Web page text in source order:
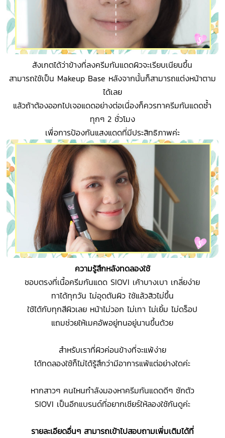
สังเกตได้ว่าข้างที่ลงครีมกันแดดผิวจะเรียบเนียนขึ้น
สามารถใช้เป็น Makeup Base หลังจากนั้นก็สามารถแต่งหน้าตาม
ได้เลย
แล้วถ้าต้องออกไปเจอแดดอย่างต่อเนื่องก็ควรทาครีมกันแดดซ้ำ
ทุกๆ 2 ชั่วโมง
เพื่อการป้องกันแสงแดดที่มีประสิทธิภาพค่ะ
ความรู้สึกหลังทดลองใช้
ชอบตรงที่เนื้อครีมกันแดด SIOVI เค้าบางเบา เกลี่ยง่าย
ทาได้ทุกวัน ไม่อุดตันผิว ใช้แล้วสิวไม่ขึ้น
ใช้ได้กับทุกสีผิวเลย หน้าไม่วอก ไม่เทา ไม่เยิ้ม ไม่ดร็อป
แถมช่วยให้เมคอัพอยู่ทนอยู่นานขึ้นด้วย
สำหรับเราที่ผิวค่อนข้างที่จะแพ้ง่าย
ได้ทดลองใช้ก็ไม่ได้รู้สึกว่ามีอาการแพ้แต่อย่างใดค่ะ
หากสาวๆ คนไหนกำลังมองหาครีมกันแดดดีๆ ซักตัว
SIOVI เป็นอีกแบรนด์ที่อยากเชียร์ให้ลองใช้กันดูค่ะ
รายละเอียดอื่นๆ สามารถเข้าไปสอบถามเพิ่มเติมได้ที่